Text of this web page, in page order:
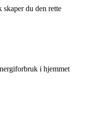
du den rette
i hjemmet